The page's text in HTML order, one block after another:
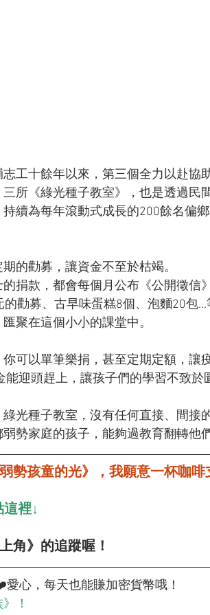
工十餘年以來，第三個全力以赴協
所《綠光種子教室》，也是透過民
續為每年滾動式成長的200餘名偏
的勸募，讓資金不至於枯竭。
捐款，都會每個月公布《公開徵信
勸募、古早味蛋糕8個、泡麵20包
聚在這個小小的課堂中。
可以單筆樂捐，甚至定期定額，讓
迎頭趕上，讓孩子們的學習不致於
光種子教室，沒有任何直接、間接
勢家庭的孩子，能夠過教育翻轉他
勢孩童的光》，我願意一杯咖啡
裡↓
角》的追蹤喔！
心，每天也能賺加密貨幣哦！
！